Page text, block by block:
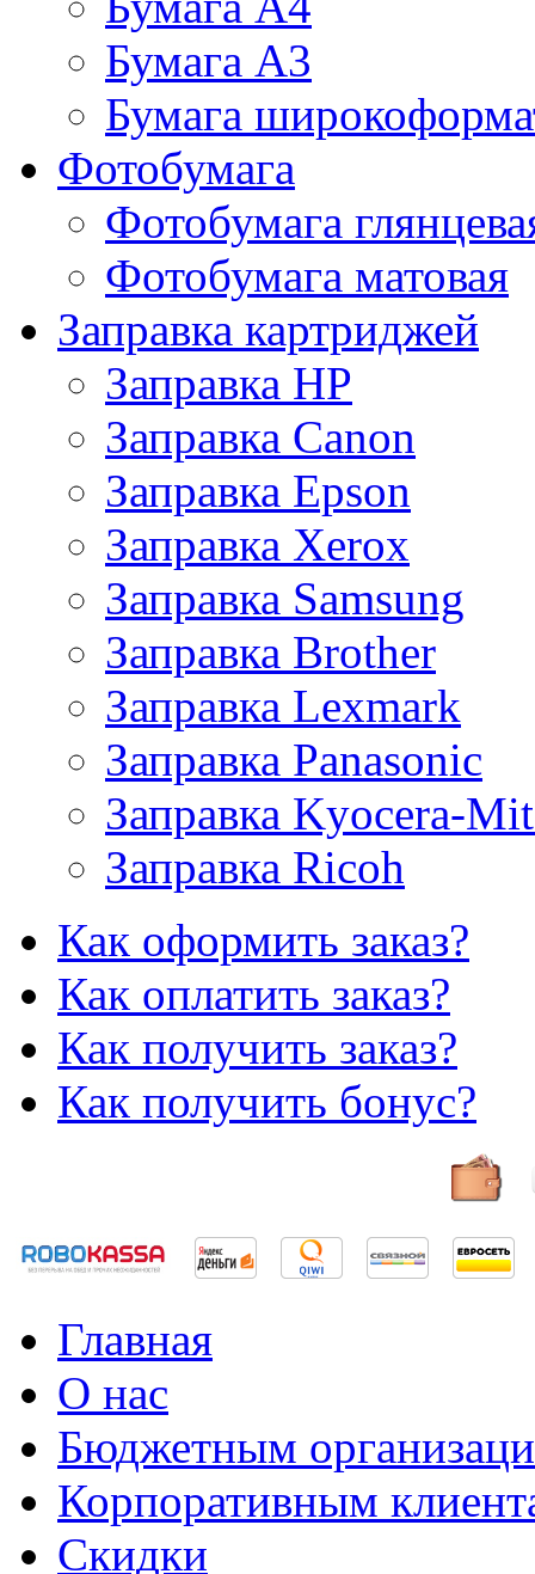
Бумага А3
Бумага
Фотобумага
Фотобумага
Фотобумага матовая
Заправка картриджей
Заправка HP
Заправка Canon
Заправка Epson
Заправка Xerox
Заправка Samsung
Заправка Brother
Заправка Lexmark
Заправка Panasonic
Заправка Kyocera-
Заправка Ricoh
Как оформить заказ?
Как оплатить заказ?
Как получить заказ?
Как получить бонус?
Главная
О нас
Бюджетным
Корпоративным
Скидки